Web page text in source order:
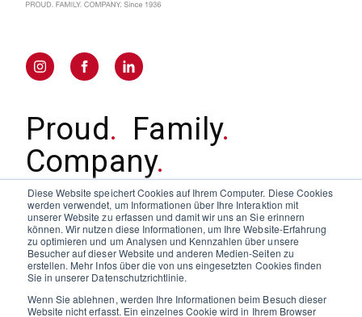
Diese Website speichert Cookies auf Ihrem Computer. Diese Cookies
werden verwendet, um Informationen über Ihre Interaktion mit
unserer Website zu erfassen und damit wir uns an Sie erinnern
können. Wir nutzen diese Informationen, um Ihre Website-Erfahrung
zu optimieren und um Analysen und Kennzahlen über unsere
Besucher auf dieser Website und anderen Medien-Seiten zu
erstellen. Mehr Infos über die von uns eingesetzten Cookies finden
Sie in unserer Datenschutzrichtlinie.
Wenn Sie ablehnen, werden Ihre Informationen beim Besuch dieser
Website nicht erfasst. Ein einzelnes Cookie wird in Ihrem Browser
Proud. Family.
Company.
Since 1936
Händler
Über uns
Nachhaltigkeit